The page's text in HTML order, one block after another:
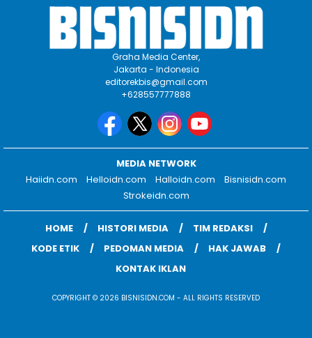
Graha Media Center,
Jakarta - Indonesia
editorekbis@gmail.com
+628557777888
MEDIA NETWORK
Haiidn.com
Helloidn.com Halloidn.com
Bisnisidn.com
Strokeidn.com
HOME HISTORI MEDIA
TIM REDAKSI
KODE ETIK
PEDOMAN MEDIA
HAK JAWAB
KONTAK IKLAN
COPYRIGHT © 2026 BISNISIDN.COM - ALL RIGHTS RESERVED